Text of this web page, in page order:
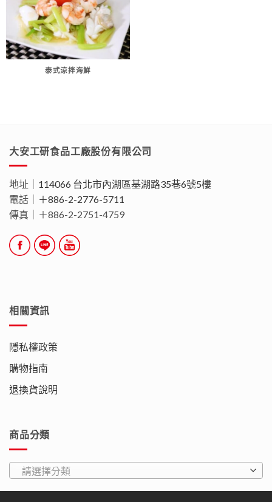
泰式涼拌海鮮
大安工研食品工廠股份有限公司
地址｜ 114066 台北市內湖區基湖路35巷6號5樓
電話｜
＋886-2-2776-5711
傳真｜＋886-2-2751-4759
相關資訊
隱私權政策
購物指南
退換貨說明
商品分類
請選擇分類